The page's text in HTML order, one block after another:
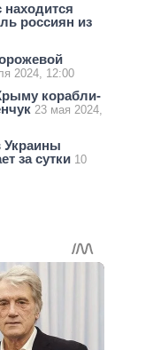
находится
россиян из
2024, 12:00
корабли-
23 мая 2024,
Украины
за сутки 10